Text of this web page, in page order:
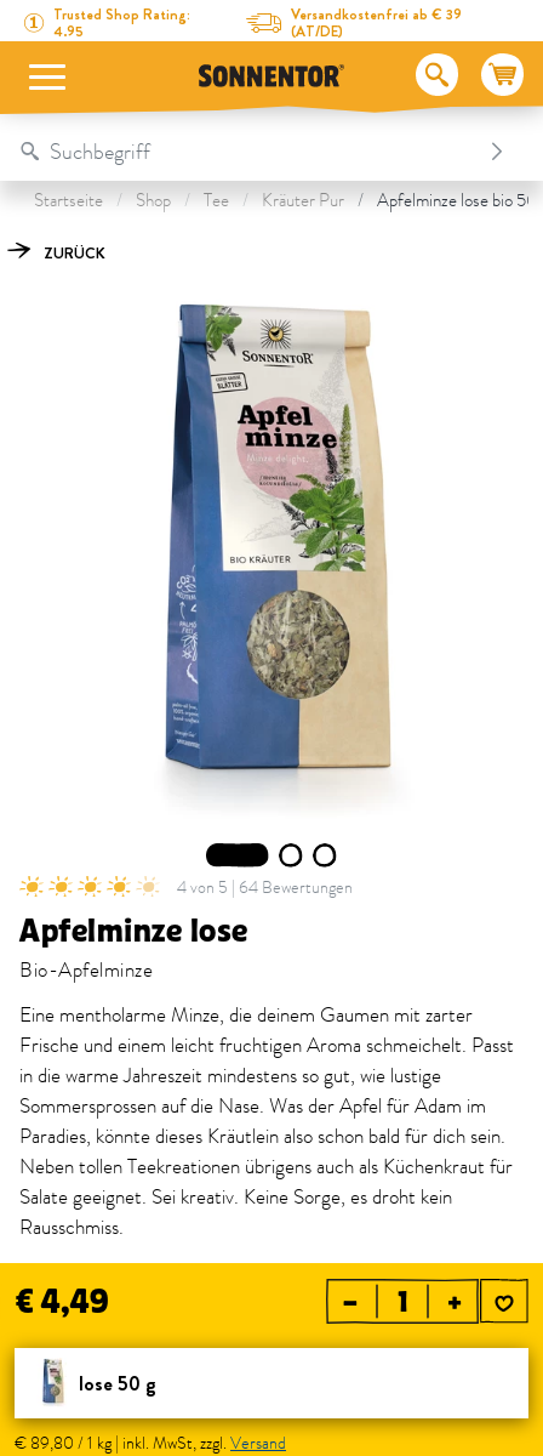
Direkt zum Inhalt
Zum Inhaltsverzeichnis
Direkt zum Menü
Trusted Shop Rating:
4.95
Versandkostenfrei ab € 39
(AT/DE)
Table Of Content
Apfelminze lose
Das könnte Dich auch interessieren
Startseite Shop Tee Kräuter Pur Apfelminze lose bio 50
ZURÜCK
2 3
4 von 5 | 64 Bewertungen
Apfelminze lose
Bio-Apfelminze
Eine mentholarme Minze, die deinem Gaumen mit zarter
Frische und einem leicht fruchtigen Aroma schmeichelt. Passt
in die warme Jahreszeit mindestens so gut, wie lustige
Sommersprossen auf die Nase. Was der Apfel für Adam im
Paradies, könnte dieses Kräutlein also schon bald für dich sein.
Neben tollen Teekreationen übrigens auch als Küchenkraut für
Salate geeignet. Sei kreativ. Keine Sorge, es droht kein
Rausschmiss.
€ 4,49 – +
lose 50 g
€ 89,80 / 1 kg | inkl. MwSt, zzgl. Versand